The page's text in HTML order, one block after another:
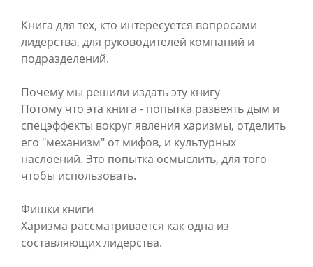
Книга для тех, кто интересуется вопросами
лидерства, для руководителей компаний и
подразделений.
Почему мы решили издать эту книгу
Потому что эта книга - попытка развеять дым и
спецэффекты вокруг явления харизмы, отделить
его "механизм" от мифов, и культурных
наслоений. Это попытка осмыслить, для того
чтобы использовать.
Фишки книги
Харизма рассматривается как одна из
составляющих лидерства.